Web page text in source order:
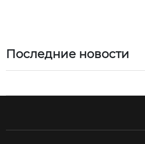
Последние новости